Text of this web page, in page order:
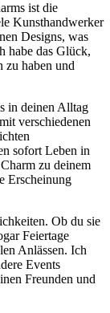
ist⁢ die
Kunsthandwerker
Designs,​ was
habe das Glück,
zu haben und
in deinen ⁣Alltag
verschiedenen
sofort Leben ⁣in
zu deinem
Erscheinung‌
Ob⁤ du ⁤sie
Feiertage
Anlässen. Ich
Events
Freunden und